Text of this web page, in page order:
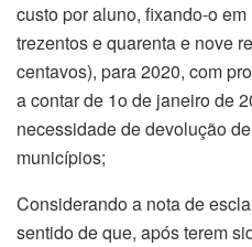
custo por aluno, fixando-o
trezentos e quarenta e nove
centavos), para 2020, com
a contar de 1o de janeiro de
necessidade de devolução
municípios;
Considerando a nota de
sentido de que, após terem